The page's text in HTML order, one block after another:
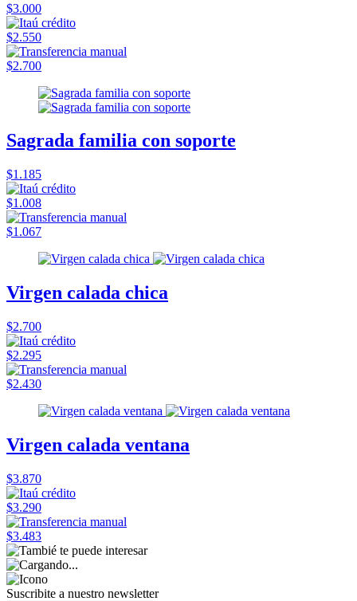
$3.000
$2.550
$2.700
Sagrada familia con soporte
$1.185
$1.008
$1.067
Virgen calada chica
$2.700
$2.295
$2.430
Virgen calada ventana
$3.870
$3.290
$3.483
Suscribite a nuestro newsletter